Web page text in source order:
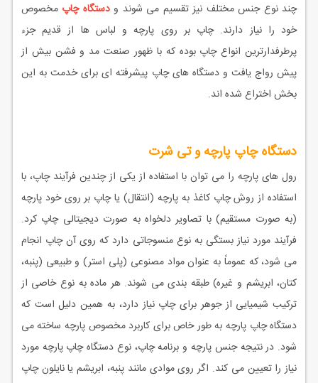
چند نوع جنس مختلف نیز تقسیم می شوند ودستگاه چاپ مخصوص
خود را نیاز دارند. چاپ بر روی پارچه و لباس ها از قدیم جزء
پرطرفدارترین انواع چاپ بوده که با ظهور صنعت مد و فشن بیش از
پیش رواج یافت و دستگاه های چاپ پیشرفته ای برای خدمت به این
بخش اختراع شده اند.
دستگاه چاپ پارچه و تی شرت
رول های پارچه را می توان با استفاده از یکی از چندین فرآیند چاپ، با
استفاده از روش چاپ کاغذ به پارچه (انتقال) یا چاپ بر روی خود پارچه
(به صورت مستقیم) با تصاویر دلخواه به صورت دیجیتالی چاپ کرد.
فرآیند مورد نیاز بستگی به نوع منسوجاتی دارد که روی آن چاپ انجام
می شود، که عموماً به عنوان مواد مصنوعی (پلی استر) و طبیعی (پنبه،
کتان، ابریشم و غیره) طبقه بندی می شوند. هر ماده به نوع خاصی از
ترکیب شیمیایی از جوهر برای چاپ نیاز دارد، به همین دلیل است که
دستگاه چاپ پارچه به طور خاص برای کاربرد مخصوص پارچه ساخته می
شود. در نتیجه جنس پارچه و برنامه چاپ، نوع دستگاه چاپ پارچه مورد
نیاز را تعیین می کند. اگر روی موادی مانند پنبه، ابریشم یا نایلون چاپ